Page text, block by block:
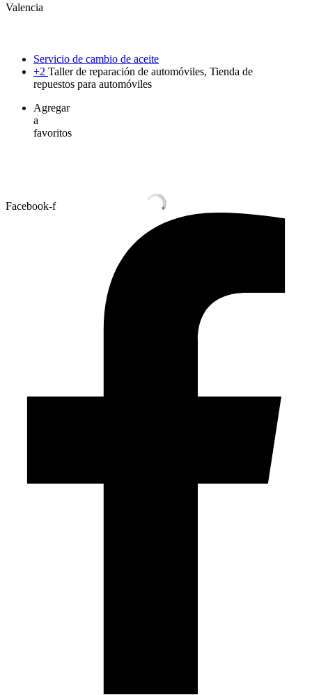
Valencia
Servicio de cambio de aceite
+2 Taller de reparación de automóviles, Tienda de
repuestos para automóviles
Agregar
a
favoritos
Facebook-f